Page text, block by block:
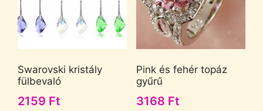
Swarovski kristály
fülbevaló
2159 Ft
Pink és fehér topáz
gyűrű
3168 Ft